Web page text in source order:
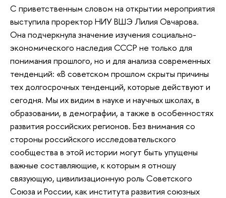
С приветственным словом на открытии мероприятия
выступила проректор НИУ ВШЭ Лилия Овчарова.
Она подчеркнула значение изучения социально-
экономического наследия СССР не только для
понимания прошлого, но и для анализа современных
тенденций: «В советском прошлом скрыты причины
тех долгосрочных тенденций, которые действуют и
сегодня. Мы их видим в науке и научных школах, в
образовании, в демографии, а также в особенностях
развития российских регионов. Без внимания со
стороны российского исследовательского
сообщества в этой истории могут быть упущены
важные составляющие, к которым я отношу
связующую, цивилизационную роль Советского
Союза и России, как института развития союзных